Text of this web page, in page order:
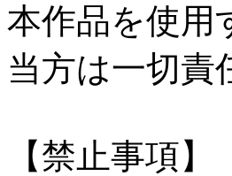
本作品を使用
当方は一切責
【禁止事項】